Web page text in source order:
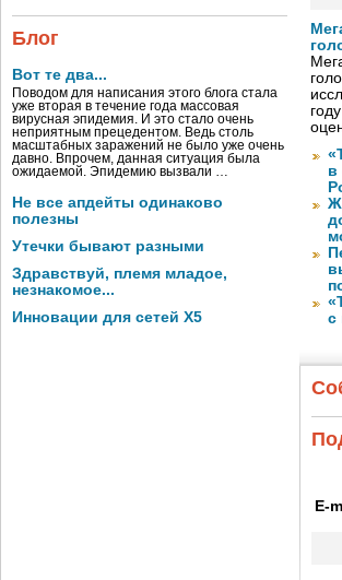
Блог
Вот те два...
Поводом для написания этого блога стала
уже вторая в течение года массовая
вирусная эпидемия. И это стало очень
неприятным прецедентом. Ведь столь
масштабных заражений не было уже очень
давно. Впрочем, данная ситуация была
ожидаемой. Эпидемию вызвали …
Не все апдейты одинаково
полезны
Утечки бывают разными
Здравствуй, племя младое,
незнакомое...
Инновации для сетей X5
в
с
E-